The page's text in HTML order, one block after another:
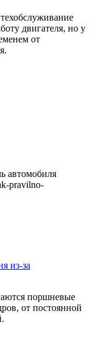
двигателя, но у
от
автомобиля
pravilno-
из-за
поршневые
от постоянной